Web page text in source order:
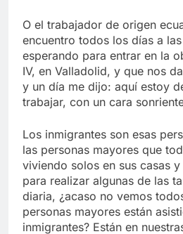
O el trabajador de origen
encuentro todos los días a
esperando para entrar en la
IV, en Valladolid, y que nos
y un día me dijo: aquí estoy
trabajar, con un cara
Los inmigrantes son esas
las personas mayores que
viviendo solos en sus casas
para realizar algunas de las
diaria, ¿acaso no vemos
personas mayores están
inmigrantes? Están en